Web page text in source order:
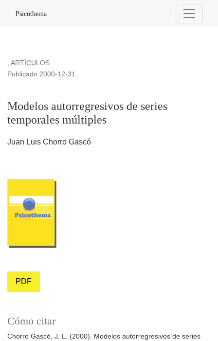
Modelos autorregresivos de series temporales múltiples
Psicothema
, ARTÍCULOS
Modelos autorregresivos de series
temporales múltiples
Publicado 2000-12-31
Juan Luis Chorro Gascó
PDF
Cómo citar
Chorro Gascó, J. L. (2000). Modelos autorregresivos de series